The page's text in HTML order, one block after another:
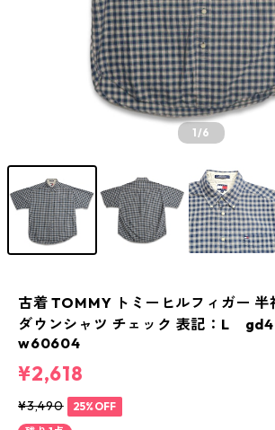
1/6
古着 TOMMY トミーヒルフィガー 半
ダウンシャツ チェック 表記：L
w60604
¥2,618
¥3,490
25%OFF